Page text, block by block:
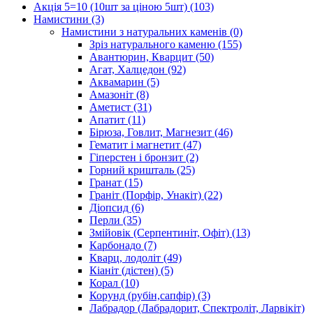
Акція 5=10 (10шт за ціною 5шт) (103)
Намистини (3)
Намистини з натуральних каменів (0)
Зріз натурального каменю (155)
Авантюрин, Кварцит (50)
Агат, Халцедон (92)
Аквамарин (5)
Амазоніт (8)
Аметист (31)
Апатит (11)
Бірюза, Говлит, Магнезит (46)
Гематит і магнетит (47)
Гіперстен і бронзит (2)
Горний кришталь (25)
Гранат (15)
Граніт (Порфір, Унакіт) (22)
Діопсид (6)
Перли (35)
Змійовік (Серпентиніт, Офіт) (13)
Карбонадо (7)
Кварц, лодоліт (49)
Кіаніт (дістен) (5)
Корал (10)
Корунд (рубін,сапфір) (3)
Лабрадор (Лабрадорит, Спектроліт, Ларвікіт)